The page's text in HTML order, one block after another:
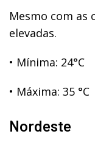
Mesmo com as
elevadas.
• Mínima: 24°C
• Máxima: 35 °C
Nordeste